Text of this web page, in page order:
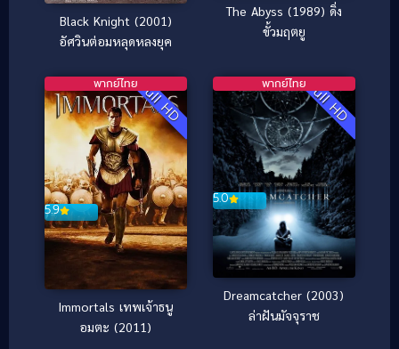
Black Knight (2001)
อัศวินต่อมหลุดหลงยุค
The Abyss (1989) ดิ่ง
ขั้วมฤตยู
Full HD
5.9
พากย์ไทย
Immortals เทพเจ้าธนู
อมตะ (2011)
Full HD
5.0
พากย์ไทย
Dreamcatcher (2003)
ล่าฝันมัจจุราช